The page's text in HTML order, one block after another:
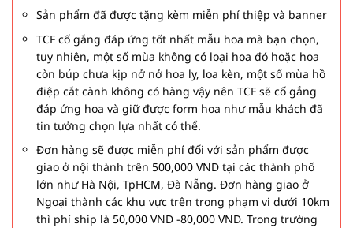
Sản phẩm đã được tặng kèm miễn phí thiệp và banner
TCF cố gắng đáp ứng tốt nhất mẫu hoa mà bạn chọn,
tuy nhiên, một số mùa không có loại hoa đó hoặc hoa
còn búp chưa kịp nở nở hoa ly, loa kèn, một số mùa hồ
điệp cắt cành không có hàng vậy nên TCF sẽ cố gắng
đáp ứng hoa và giữ được form hoa như mẫu khách đã
tin tưởng chọn lựa nhất có thể.
Đơn hàng sẽ được miễn phí đối với sản phẩm được
giao ở nội thành trên 500,000 VND tại các thành phố
lớn như Hà Nội, TpHCM, Đà Nẵng. Đơn hàng giao ở
Ngoại thành các khu vực trên trong phạm vi dưới 10km
thì phí ship là 50,000 VND -80,000 VND. Trong trường